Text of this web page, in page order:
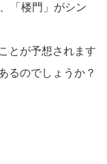
「楼門」がシン
とが予想されます
るのでしょうか？